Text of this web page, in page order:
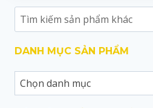
DANH MỤC SẢN PHẨM